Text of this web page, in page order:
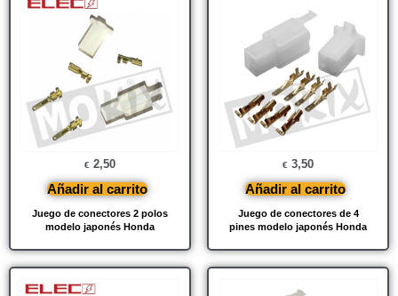
Juego de conectores 2 polos
modelo japonés Honda
€ 2,50
Añadir al carrito
Juego de conectores de 4
pines modelo japonés Honda
€ 3,50
Añadir al carrito